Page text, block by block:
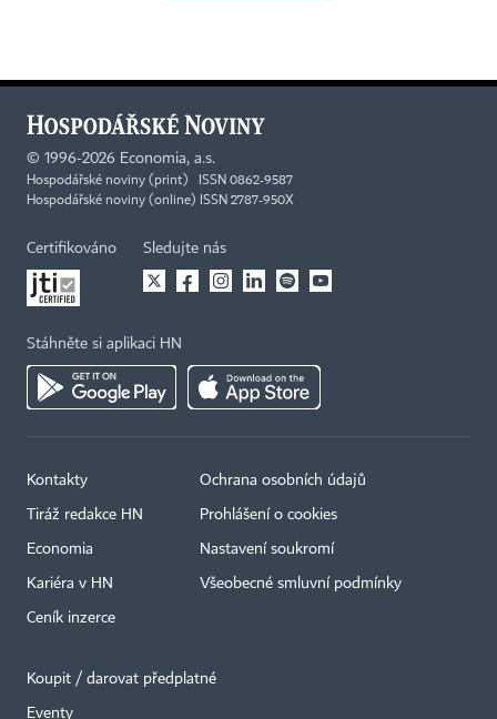
© 1996-2026 Economia, a.s.
Hospodářské noviny (print) ISSN 0862-9587
Hospodářské noviny (online) ISSN 2787-950X
Certifikováno Sledujte nás
Stáhněte si aplikaci HN
Kontakty
Tiráž redakce HN
Economia
Kariéra v HN
Ceník inzerce
Ochrana osobních údajů
Prohlášení o cookies
Nastavení soukromí
Všeobecné smluvní podmínky
Koupit / darovat předplatné
Eventy